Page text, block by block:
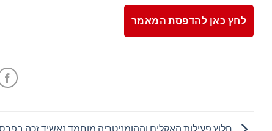
לחץ כאן להדפסת המאמר